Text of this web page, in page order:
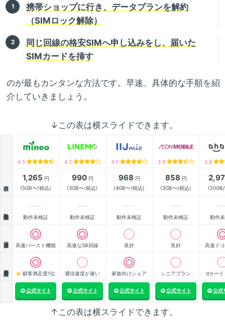
携帯ショップに行き、データプランを解約
（SIMロック解除）
同じ回線の格安SIMへ申し込みをし、届いた
SIMカードを挿す
のが最もカンタンな方法です。早速、具体的な手順を紹
介していきましょう。
↓この表は横スライドできます。
4.5 4.2 4.0 3.9 3.8
1,265 円
(5GB〜/税込)
990円
(3GB〜/税込)
968 円
(4GB〜/税込)
858 円
(3GB〜/税込)
動作未検証 動作未検証 動作未検証 動作未検証 動作
高速バースト機能 高速なSB回線 良好 良好 高速ド
顧客満足度1位 通信速度が速い 家族向けシェア シニアプラン dカード
公式サイト 公式サイト 公式サイト 公式サイト 公式
↑この表は横スライドできます。